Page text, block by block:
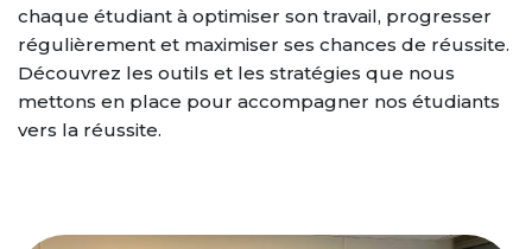
PRÉINSCRIPTION
chaque étudiant à optimiser son travail, progresser
régulièrement et maximiser ses chances de réussite.
Découvrez les outils et les stratégies que nous
mettons en place pour accompagner nos étudiants
vers la réussite.